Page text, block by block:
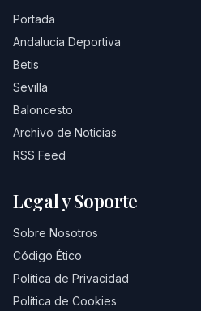
Portada
Andalucía Deportiva
Betis
Sevilla
Baloncesto
Archivo de Noticias
RSS Feed
Legal y Soporte
Sobre Nosotros
Código Ético
Política de Privacidad
Política de Cookies